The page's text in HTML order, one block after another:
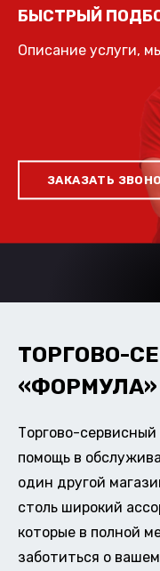
БЫСТРЫЙ
Описание услуги,
ЗАКАЗАТЬ
ТОРГОВО-
«ФОРМУЛА»
Торгово-
помощь в
один другой
столь широкий
которые в полной
заботиться о